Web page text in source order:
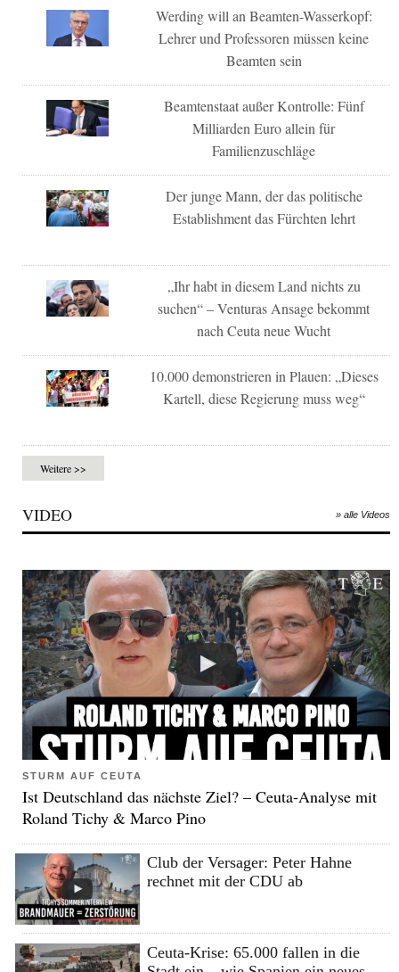
Werding will an Beamten-Wasserkopf:
Lehrer und Professoren müssen keine
Beamten sein
Beamtenstaat außer Kontrolle: Fünf
Milliarden Euro allein für
Familienzuschläge
Der junge Mann, der das politische
Establishment das Fürchten lehrt
„Ihr habt in diesem Land nichts zu
suchen“ – Venturas Ansage bekommt
nach Ceuta neue Wucht
10.000 demonstrieren in Plauen: „Dieses
Kartell, diese Regierung muss weg“
Weitere >>
VIDEO » alle Videos
STURM AUF CEUTA
Ist Deutschland das nächste Ziel? – Ceuta-Analyse mit
Roland Tichy & Marco Pino
Club der Versager: Peter Hahne
rechnet mit der CDU ab
Ceuta-Krise: 65.000 fallen in die